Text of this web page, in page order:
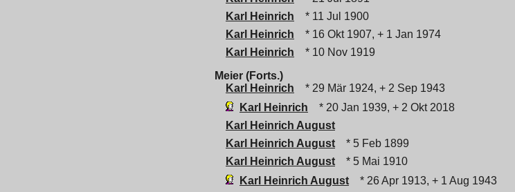
Karl Heinrich
* 11 Jul 1900
Karl Heinrich
* 16 Okt 1907, + 1 Jan 1974
Karl Heinrich
* 10 Nov 1919
Meier (Forts.)
Karl Heinrich
* 29 Mär 1924, + 2 Sep 1943
Karl Heinrich
* 20 Jan 1939, + 2 Okt 2018
Karl Heinrich August
Karl Heinrich August
* 5 Feb 1899
Karl Heinrich August
* 5 Mai 1910
Karl Heinrich August
* 26 Apr 1913, + 1 Aug 1943